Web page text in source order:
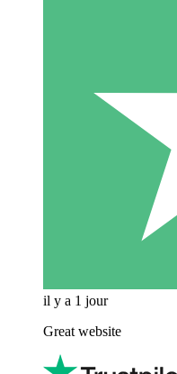
il y a 1 jour
Great website